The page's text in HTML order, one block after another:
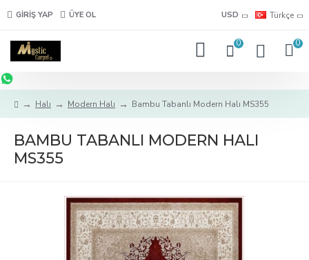
GIRIŞ YAP ÜYE OL USD Türkçe
0 0
Halı Modern Halı Bambu Tabanlı Modern Halı MS355
BAMBU TABANLI MODERN HALI
MS355